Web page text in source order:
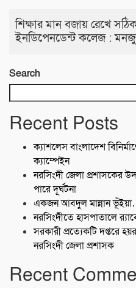
শিক্ষার মান বজায় রেখে
ইনডিপেনডেন্ট কলেজ :
Search
Recent Posts
ক্যাশলেস বাংলাদেশ
ক্যাম্পেইন
নরসিংদী জেলা প্রশাসকের
পারে দূর্ঘটনা
একজন আবদুল মান্নান
নরসিংদীতে হাসপাতালে
সরকারী প্রত্যেকটি দপ্তরে
নরসিংদী জেলা প্রশাসক
Recent